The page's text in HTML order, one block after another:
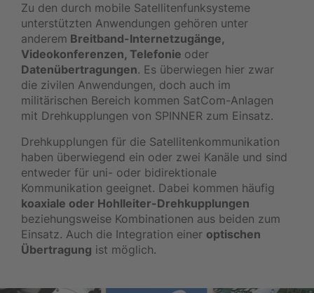
Zu den durch mobile Satellitenfunksysteme
unterstützten Anwendungen gehören unter
anderem Breitband-Internetzugänge,
Videokonferenzen, Telefonie oder
Datenübertragungen. Es überwiegen hier zwar
die zivilen Anwendungen, doch auch im
militärischen Bereich kommen SatCom-Anlagen
mit Drehkupplungen von SPINNER zum Einsatz.
Drehkupplungen für die Satellitenkommunikation
haben überwiegend ein oder zwei Kanäle und sind
entweder für uni- oder bidirektionale
Kommunikation geeignet. Dabei kommen häufig
koaxiale oder Hohlleiter-Drehkupplungen
beziehungsweise Kombinationen aus beiden zum
Einsatz. Auch die Integration einer optischen
Übertragung ist möglich.